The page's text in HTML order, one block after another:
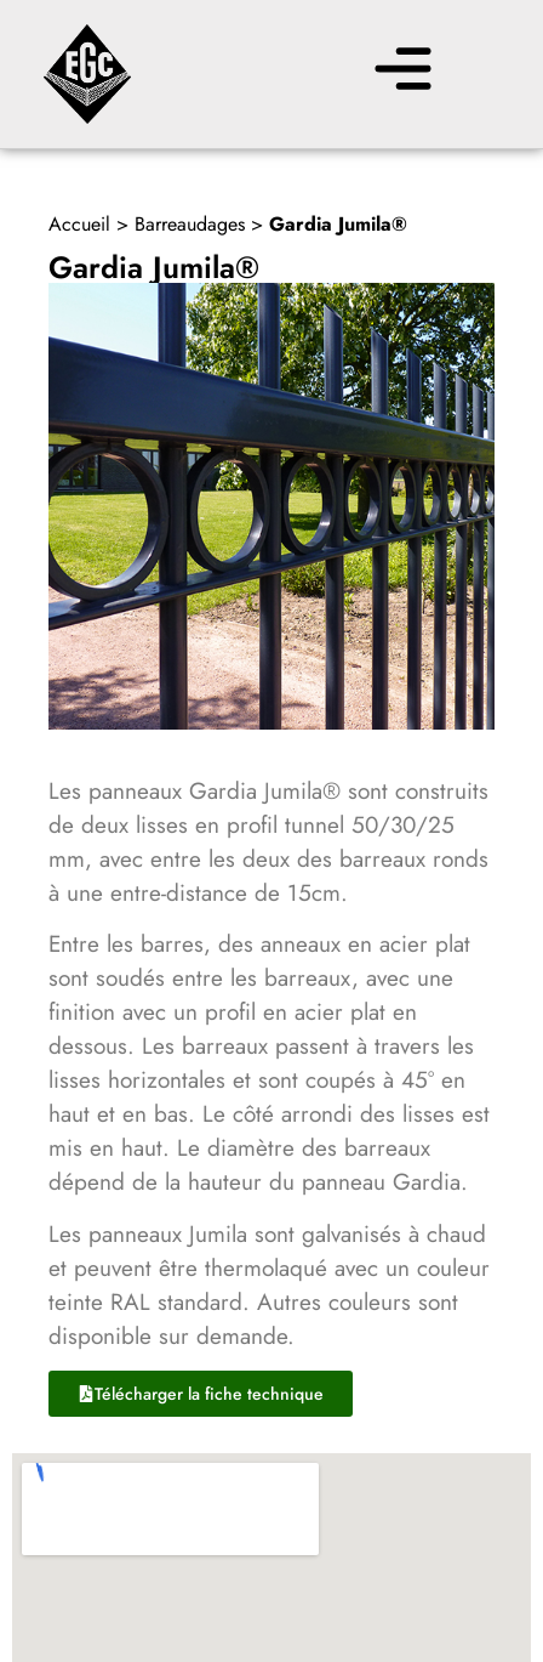
Accueil > Barreaudages > Gardia Jumila®
Gardia Jumila®
Les panneaux Gardia Jumila® sont construits
de deux lisses en profil tunnel 50/30/25
mm, avec entre les deux des barreaux ronds
à une entre-distance de 15cm.
Entre les barres, des anneaux en acier plat
sont soudés entre les barreaux, avec une
finition avec un profil en acier plat en
dessous. Les barreaux passent à travers les
lisses horizontales et sont coupés à 45° en
haut et en bas. Le côté arrondi des lisses est
mis en haut. Le diamètre des barreaux
dépend de la hauteur du panneau Gardia.
Les panneaux Jumila sont galvanisés à chaud
et peuvent être thermolaqué avec un couleur
teinte RAL standard. Autres couleurs sont
disponible sur demande.
Télécharger la fiche technique